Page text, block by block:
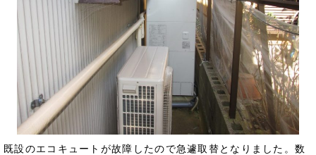
既設のエコキュートが故障したので急遽取替となりました。数